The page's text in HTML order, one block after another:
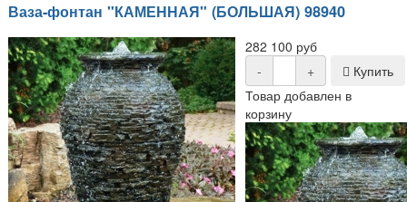
Ваза-фонтан "КАМЕННАЯ" (БОЛЬШАЯ) 98940
282 100 руб
-
+
Купить
Товар добавлен в
корзину